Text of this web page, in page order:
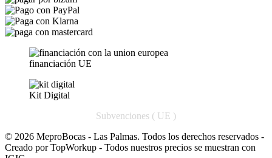
financiación UE
Kit Digital
Subvenciones ( UE )
© 2026 MeproBocas - Las Palmas. Todos los derechos reservados -
Creado por TopWorkup - Todos nuestros precios se muestran con